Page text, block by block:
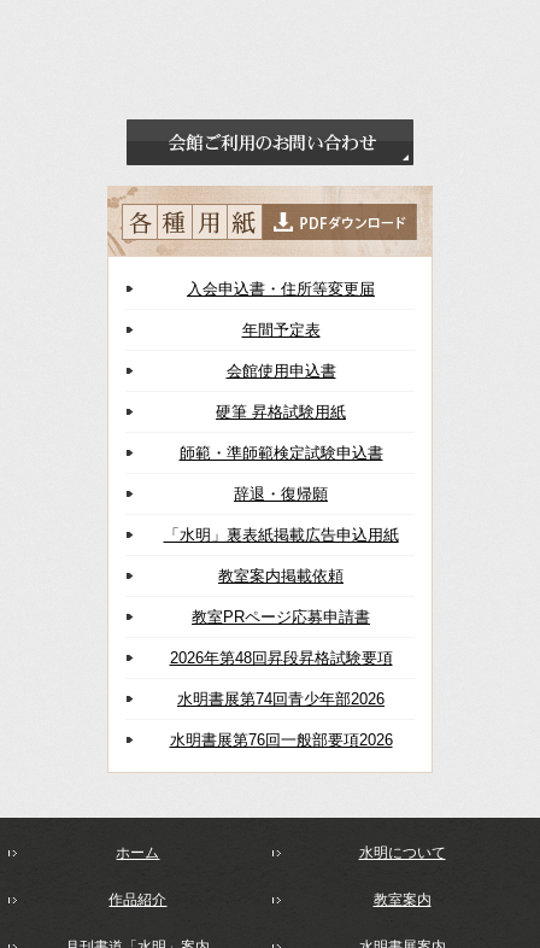
入会申込書・住所等変更届
年間予定表
会館使用申込書
硬筆 昇格試験用紙
師範・準師範検定試験申込書
辞退・復帰願
「水明」裏表紙掲載広告申込用紙
教室案内掲載依頼
教室PRページ応募申請書
2026年第48回昇段昇格試験要項
水明書展第74回青少年部2026
水明書展第76回一般部要項2026
ホーム 水明について
作品紹介 教室案内